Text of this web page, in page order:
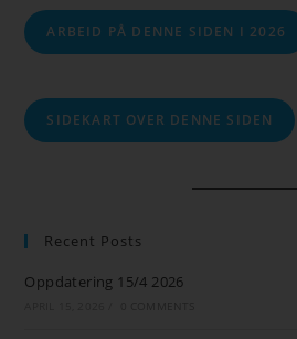
ARBEID PÅ DENNE SIDEN I 2026
SIDEKART OVER DENNE SIDEN
Recent Posts
Oppdatering 15/4 2026